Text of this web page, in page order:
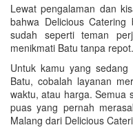
Lewat pengalaman dan
bahwa Delicious
sudah seperti teman
menikmati Batu tanpa repot.
Untuk kamu yang
Batu, cobalah layanan
waktu, atau harga. Semua
puas yang pernah
Malang dari Delicious